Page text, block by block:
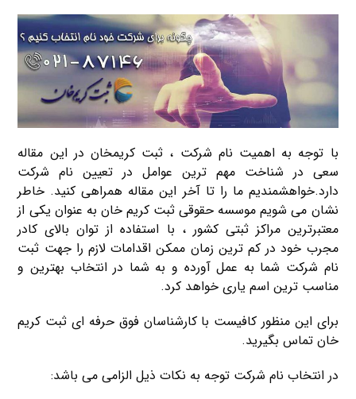
با توجه به اهمیت نام شرکت ، ثبت کریمخان در این مقاله
سعی در شناخت مهم ترین عوامل در تعیین نام شرکت
دارد.خواهشمندیم ما را تا آخر این مقاله همراهی کنید. خاطر
نشان می شویم موسسه حقوقی ثبت کریم خان به عنوان یکی از
معتبرترین مراکز ثبتی کشور ، با استفاده از توان بالای کادر
مجرب خود در کم ترین زمان ممکن اقدامات لازم را جهت ثبت
نام شرکت شما به عمل آورده و به شما در انتخاب بهترین و
مناسب ترین اسم یاری خواهد کرد.
برای این منظور کافیست با کارشناسان فوق حرفه ای ثبت کریم
خان تماس بگیرید.
در انتخاب نام شرکت توجه به نکات ذیل الزامی می باشد: